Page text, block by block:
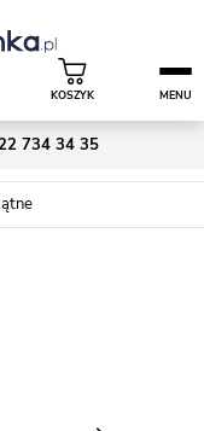
734 34 35
KOSZYK MENU